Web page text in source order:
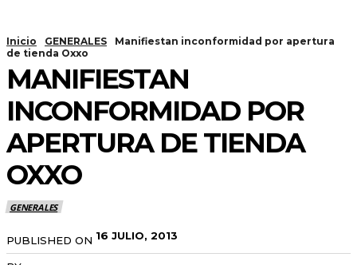
Inicio GENERALES
Manifiestan inconformidad por apertura
de tienda Oxxo
MANIFIESTAN
INCONFORMIDAD POR
APERTURA DE TIENDA
OXXO
GENERALES
PUBLISHED ON 16 JULIO, 2013